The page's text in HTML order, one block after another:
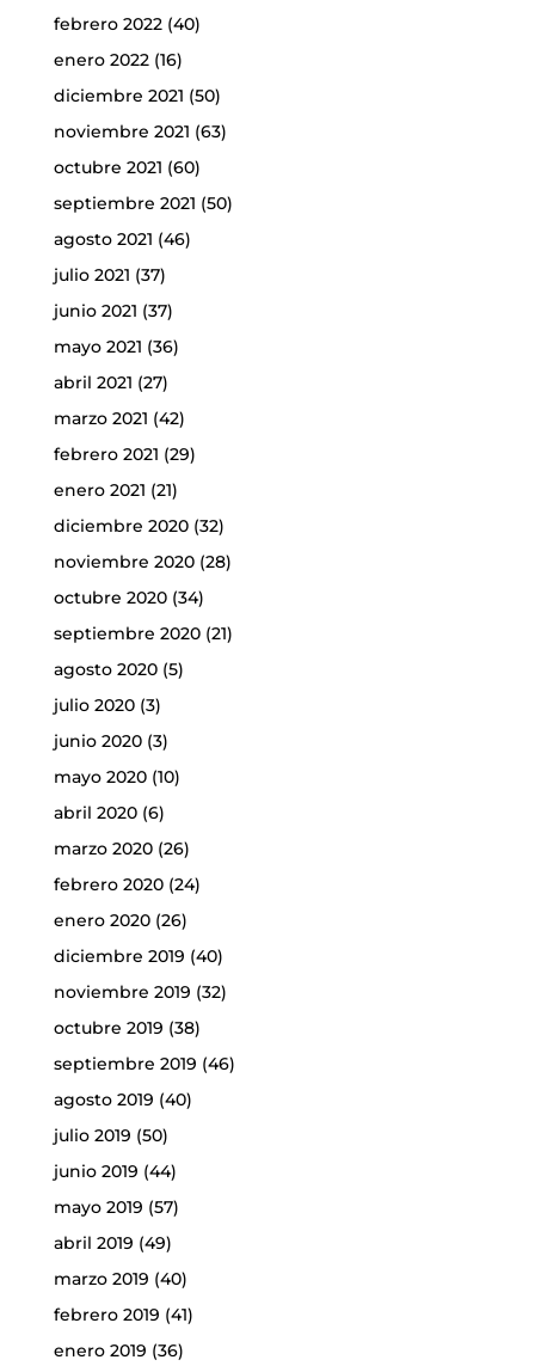
febrero 2022(40)
enero 2022(16)
diciembre 2021 (50)
noviembre 2021 (63)
octubre 2021 (60)
septiembre 2021 (50)
agosto 2021 (46)
julio 2021 (37)
junio 2021 (37)
mayo 2021 (36)
abril 2021 (27)
marzo 2021 (42)
febrero 2021 (29)
enero 2021 (21)
diciembre 2020(32)
noviembre 2020(28)
octubre 2020(34)
septiembre 2020(21)
agosto 2020(5)
julio 2020(3)
junio 2020(3)
mayo 2020(10)
abril 2020(6)
marzo 2020(26)
febrero 2020(24)
enero 2020(26)
diciembre 2019 (40)
noviembre 2019 (32)
octubre 2019 (38)
septiembre 2019 (46)
agosto 2019 (40)
julio 2019 (50)
junio 2019 (44)
mayo 2019 (57)
abril 2019 (49)
marzo 2019 (40)
febrero 2019 (41)
enero 2019 (36)